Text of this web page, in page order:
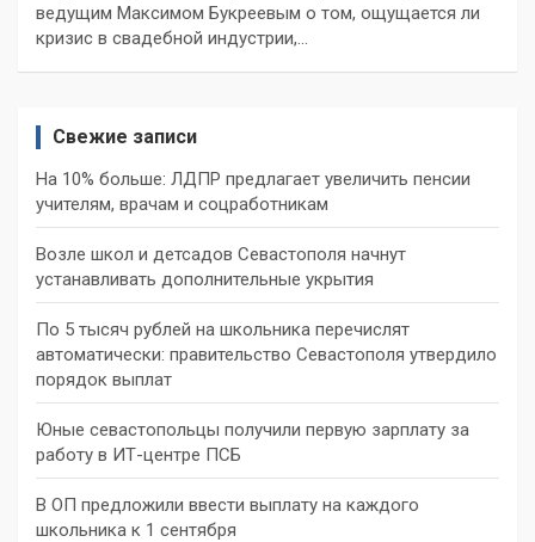
ведущим Максимом Букреевым о том, ощущается ли
кризис в свадебной индустрии,…
Свежие записи
На 10% больше: ЛДПР предлагает увеличить пенсии
учителям, врачам и соцработникам
Возле школ и детсадов Севастополя начнут
устанавливать дополнительные укрытия
По 5 тысяч рублей на школьника перечислят
автоматически: правительство Севастополя утвердило
порядок выплат
Юные севастопольцы получили первую зарплату за
работу в ИТ-центре ПСБ
В ОП предложили ввести выплату на каждого
школьника к 1 сентября